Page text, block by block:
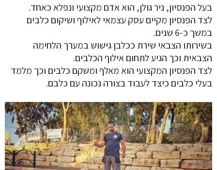
בעל הפנסיון, ניר גולן, הוא אדם מקצועי ונפלא כאחד.
לצד הפנסיון מקיים עסק עצמאי לאילוף ושיקום כלבים
במשך כ-6 שנים.
בשירותו הצבאי שירת ככלבן גישוש במערך הלחימה
הצבאית וכך הגיע לתחום אילוף הכלבים.
לצד הפנסיון המקצועי הוא מאלף ומשקם כלבים וכך מלמד
בעלי כלבים כיצד לעבוד בצורה נכונה עם כלבם.